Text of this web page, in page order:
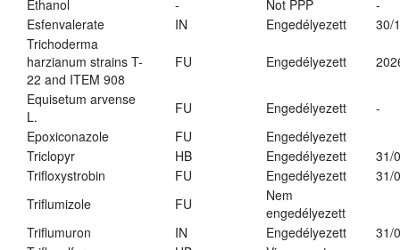
Ethanol - Not PPP
-
Esfenvalerate
IN Engedélyezett
30/
Trichoderma
harzianum strains T-
22 and ITEM 908
FU Engedélyezett
Equisetum arvense
L.
FU Engedélyezett
-
Epoxiconazole
FU
Engedélyezett
Triclopyr
HB Engedélyezett
31/
Trifloxystrobin
FU Engedélyezett
31/
Triflumizole
FU
Nem
engedélyezett
Triflumuron
IN Engedélyezett
31/